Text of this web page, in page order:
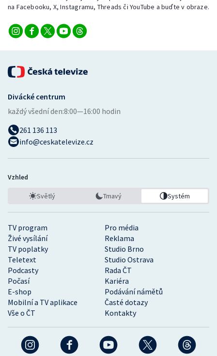
na Facebooku, X, Instagramu, Threads či YouTube a buďte v obraze.
TV program
Pro média
Živé vysílání
Reklama
TV poplatky
Studio Brno
Teletext
Studio Ostrava
Podcasty
Rada ČT
Počasí
Kariéra
E-shop
Podávání námětů
Mobilní a TV aplikace
Časté dotazy
Vše o ČT
Kontakty
Divácké centrum
každý všední den:8:00—16:00 hodin
261 136 113
info@ceskatelevize.cz
Vzhled
Světlý Tmavý Systém